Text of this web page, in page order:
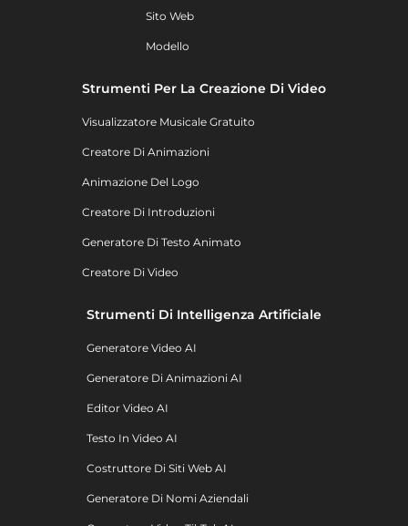
Sito Web
Modello
Strumenti Per La Creazione Di Video
Visualizzatore Musicale Gratuito
Creatore Di Animazioni
Animazione Del Logo
Creatore Di Introduzioni
Generatore Di Testo Animato
Creatore Di Video
Strumenti Di Intelligenza Artificiale
Generatore Video AI
Generatore Di Animazioni AI
Editor Video AI
Testo In Video AI
Costruttore Di Siti Web AI
Generatore Di Nomi Aziendali